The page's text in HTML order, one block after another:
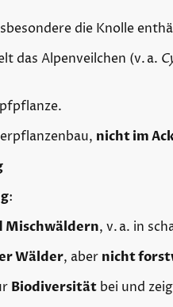
die Knolle
das Alpenveilchen (v. a.
nicht im
:
Mischwäldern, v. a. in
Wälder, aber nicht
Biodiversität bei und